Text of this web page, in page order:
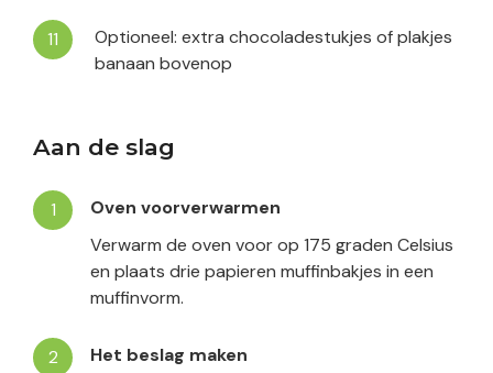
Optioneel: extra chocoladestukjes of plakjes
banaan bovenop
Aan de slag
Oven voorverwarmen
Verwarm de oven voor op 175 graden Celsius
en plaats drie papieren muffinbakjes in een
muffinvorm.
Het beslag maken